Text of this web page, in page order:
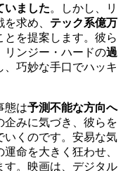
いました。しかし、リ
求め、 テック系億万
とを提案します。彼ら
リンジー・ハードの過
、巧妙な手口でハッキ
態は予測不能な方向へ
企みに気づき、彼らを
いくのです。安易な気
命を大きく狂わせ、
す。映画は、デジタル